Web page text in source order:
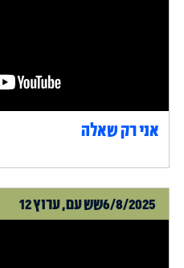
אני רק שאלה
6/8/2025שש עם, ערוץ 12